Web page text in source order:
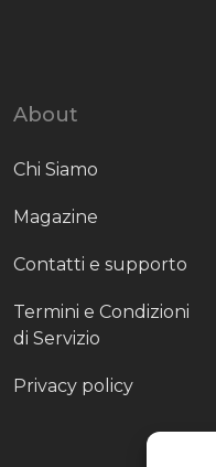
About
Chi Siamo
Magazine
Contatti e supporto
Termini e Condizioni
di Servizio
Privacy policy